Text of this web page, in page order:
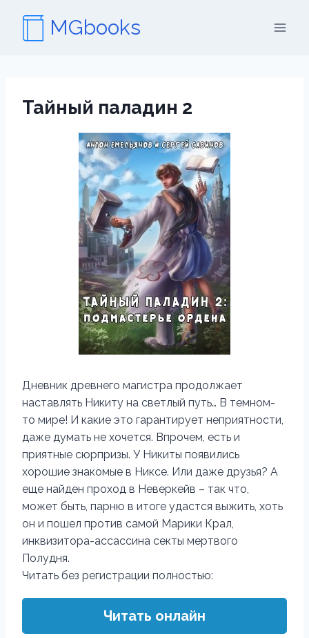
содержимому
MGbooks
Тайный паладин 2
Дневник древнего магистра продолжает
наставлять Никиту на светлый путь… В темном-
то мире! И какие это гарантирует неприятности,
даже думать не хочется. Впрочем, есть и
приятные сюрпризы. У Никиты появились
хорошие знакомые в Никсе. Или даже друзья? А
еще найден проход в Неверкейв – так что,
может быть, парню в итоге удастся выжить, хоть
он и пошел против самой Марики Крал,
инквизитора-ассассина секты мертвого
Полудня.
Читать без регистрации полностью:
Читать онлайн